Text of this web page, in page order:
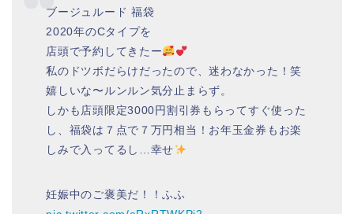
ブージュルード 福袋
2020年のCタイプを
店頭で予約してきたー
私のドツボだらけだったので、迷わなかった！笑
嬉しいな〜ルンルン気分止まらず。
しかも店頭限定3000円割引券もらってすぐ使った
し、福袋は７点で７万円相当！お年玉金券もお楽
しみで入ってるし…幸せ
妊娠中のご褒美だ！！ふふ